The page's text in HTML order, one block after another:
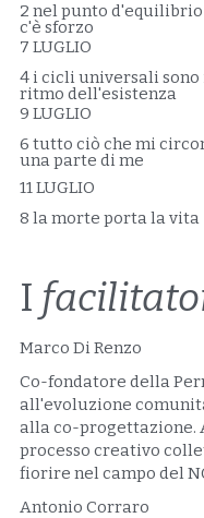
2 nel punto
c'è sforzo
7 LUGLIO
4 i cicli universali sono
ritmo dell'esistenza
9 LUGLIO
6 tutto ciò che mi
una parte di me
11 LUGLIO
8 la morte porta la vita
I
Marco Di Renzo
Co-fondatore della
all'evoluzione
alla co-
processo creativo
fiorire nel campo del
Antonio Corraro